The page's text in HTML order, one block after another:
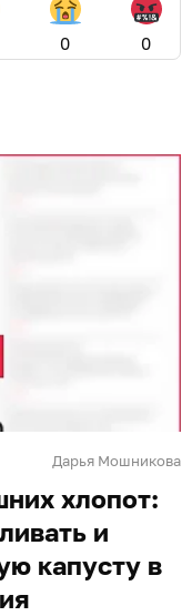
0 0
Дарья Мошникова
хлопот:
и
капусту в